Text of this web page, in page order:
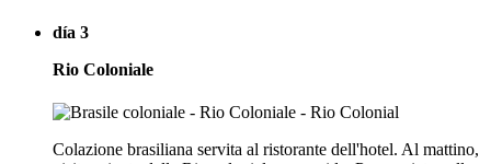
día 3
Rio Coloniale
Colazione brasiliana servita al ristorante dell'hotel. Al mattino,